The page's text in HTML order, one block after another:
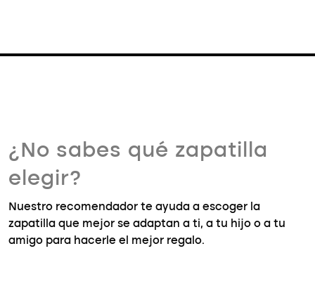
¿No sabes qué zapatilla
elegir?
Nuestro recomendador te ayuda a escoger la
zapatilla que mejor se adaptan a ti, a tu hijo o a tu
amigo para hacerle el mejor regalo.